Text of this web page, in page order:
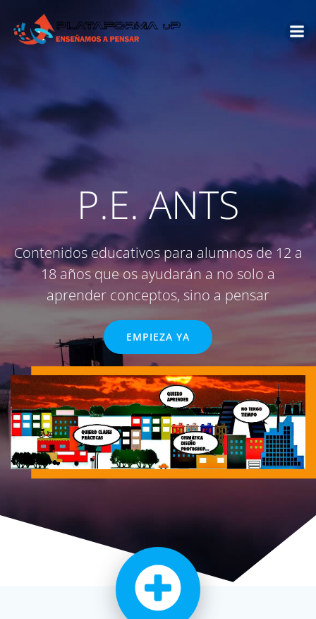
al
P.E. ANTS
Contenidos educativos para alumnos de 12 a
18 años que os ayudarán a no solo a
aprender conceptos, sino a pensar
EMPIEZA YA